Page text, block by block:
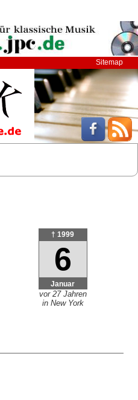
Sitemap
† 1999
6
Januar
vor 27 Jahren
in New York